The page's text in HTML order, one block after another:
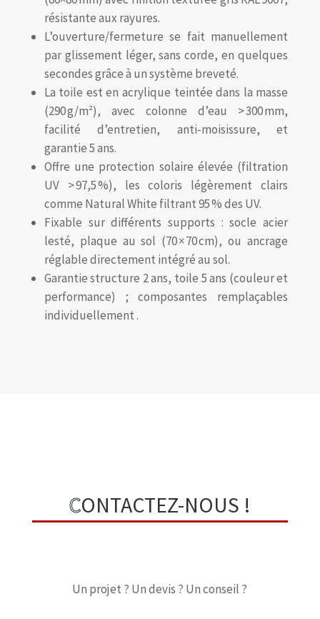
résistante aux rayures.
L’ouverture/fermeture se fait manuellement
par glissement léger, sans corde, en quelques
secondes grâce à un système breveté.
La toile est en acrylique teintée dans la masse
(290 g/m²), avec colonne d’eau > 300 mm,
facilité d’entretien, anti-moisissure, et
garantie 5 ans.
Offre une protection solaire élevée (filtration
UV > 97,5 %), les coloris légèrement clairs
comme Natural White filtrant 95 % des UV.
Fixable sur différents supports : socle acier
lesté, plaque au sol (70 × 70 cm), ou ancrage
réglable directement intégré au sol.
Garantie structure 2 ans, toile 5 ans (couleur et
performance) ; composantes remplaçables
individuellement.
CONTACTEZ-NOUS !
Un projet ? Un devis ? Un conseil ?